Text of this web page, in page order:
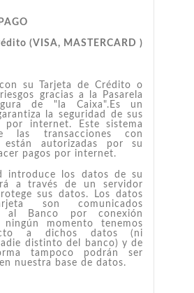
(VISA, MASTERCARD )
su Tarjeta de Crédito o
gracias a la Pasarela
de "la Caixa".Es un
la seguridad de sus
por internet. Este sistema
las transacciones con
están autorizadas por su
pagos por internet.
introduce los datos de su
a través de un servidor
sus datos. Los datos
son comunicados
al Banco por conexión
momento tenemos
a dichos datos (ni
distinto del banco) y de
tampoco podrán ser
nuestra base de datos.